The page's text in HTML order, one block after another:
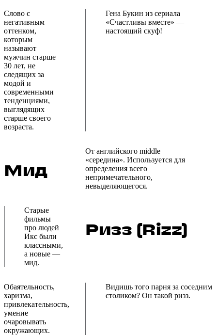
Слово с
негативным
оттенком,
которым
называют
мужчин старше
30 лет, не
следящих за
модой и
современными
тенденциями,
выглядящих
старше своего
возраста.
Гена Букин из сериала
«Счастливы вместе» —
настоящий скуф!
Мид
От английского middle —
«середина». Используется для
определения всего
непримечательного,
невыделяющегося.
Старые
фильмы
про людей
Икс были
классными,
а новые —
мид.
Ризз (Rizz)
Обаятельность,
харизма,
привлекательность,
умение
очаровывать
окружающих.
Видишь того парня за соседним
столиком? Он такой ризз.